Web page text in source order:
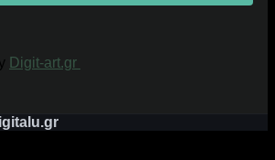
Digit-art.gr